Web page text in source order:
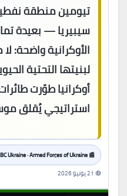
تيومين منطقة
سيبيريا — بعيدة
الأوكرانية واضحة:
لبنيتها التحتية
أوكرانيا طوّرت
استراتيجي يُقلق
📰 Kyiv Independent · RBC Ukraine · Armed Forces of Ukraine (21 يونيو 2026)
🔴 21 يونيو 2026